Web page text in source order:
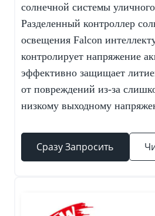
солнечной системы
Разделенный контроллер
освещения Falcon
контролирует напряжение
эффективно защищает
от повреждений из-за
низкому выходному
Сразу Запросить